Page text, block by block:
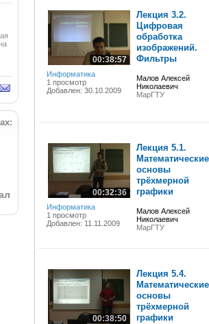
00:38:57
Информатика
1 просмотр
Добавлен: 30.10.2009
Лекция 3.2.
Цифровая
обработка
изображений.
Фильтры
Малов Алексей
Николаевич
МарГТУ
00:32:36
Информатика
1 просмотр
Добавлен: 11.11.2009
Лекция 5.1.
Математические
основы
трёхмерной
графики
Малов Алексей
Николаевич
МарГТУ
00:38:50
Лекция 5.4.
Математические
основы
трёхмерной
графики